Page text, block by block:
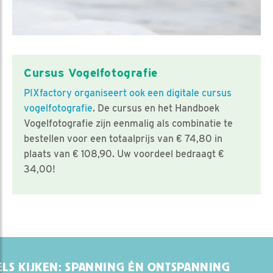
Cursus Vogelfotografie
PIXfactory organiseert ook een digitale cursus
vogelfotografie. De cursus en het Handboek
Vogelfotografie zijn eenmalig als combinatie te
bestellen voor een totaalprijs van € 74,80 in
plaats van € 108,90. Uw voordeel bedraagt €
34,00!
KIJKEN: SPANNING ÉN ONTSPANNING